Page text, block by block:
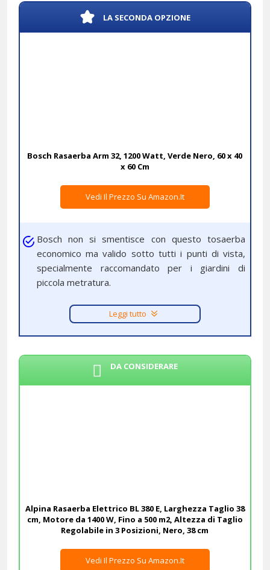
LA SECONDA OPZIONE
Bosch Rasaerba Arm 32, 1200 Watt, Verde Nero, 60 x 40
x 60 Cm
Vedi Il Prezzo Su Amazon.it
Bosch non si smentisce con questo tosaerba
economico ma valido sotto tutti i punti di vista,
specialmente raccomandato per i giardini di
piccola metratura.
Leggi tutto
DA CONSIDERARE
Alpina Rasaerba Elettrico BL 380 E, Larghezza Taglio 38
cm, Motore da 1400 W, Fino a 500 m2, Altezza di Taglio
Regolabile in 3 Posizioni, Nero, 38 cm
Vedi Il Prezzo Su Amazon.it